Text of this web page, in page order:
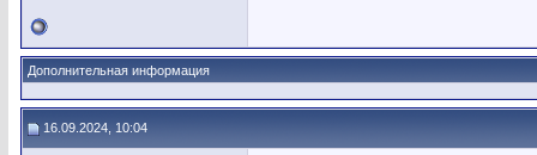
Дополнительная информация
16.09.2024, 10:04